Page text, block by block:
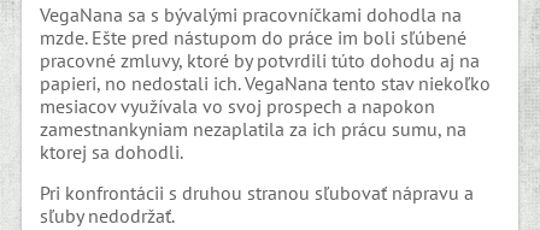
VegaNana sa s bývalými pracovníčkami dohodla na
mzde. Ešte pred nástupom do práce im boli sľúbené
pracovné zmluvy, ktoré by potvrdili túto dohodu aj na
papieri, no nedostali ich. VegaNana tento stav niekoľko
mesiacov využívala vo svoj prospech a napokon
zamestnankyniam nezaplatila za ich prácu sumu, na
ktorej sa dohodli.
Pri konfrontácii s druhou stranou sľubovať nápravu a
sľuby nedodržať.